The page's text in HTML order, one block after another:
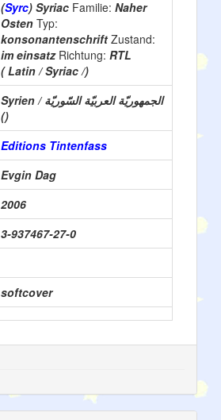
(Syrc) Syriac Familie: Naher
Osten Typ:
konsonantenschrift Zustand:
im einsatz Richtung: RTL
( Latin / Syriac /)
Syrien / الجمهوريّة العربيّة السّوريّة
()
Editions Tintenfass
Evgin Dag
2006
3-937467-27-0
softcover